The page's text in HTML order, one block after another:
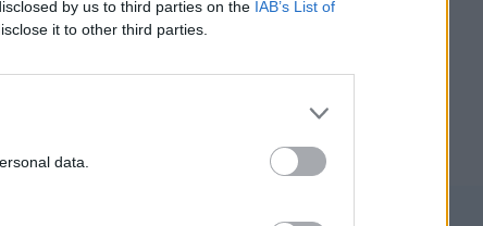
by us to third parties on the IAB’s List of
it to other third parties.
data.
δηλαδή